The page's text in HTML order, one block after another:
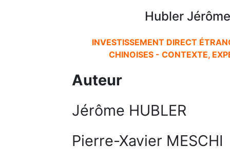
Hubler
INVESTISSEMENT DIRECT
CHINOISES - CONTEXTE,
Auteur
Jérôme HUBLER
Pierre-Xavier MESCHI